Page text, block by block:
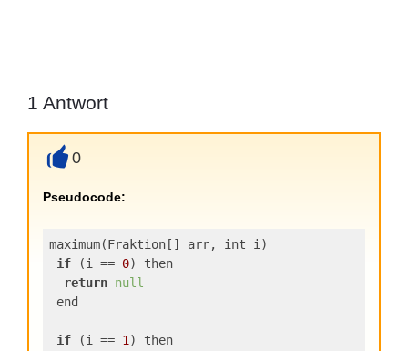
1 Antwort
0
Pseudocode:
maximum(Fraktion[] arr, int i)
if (i == 0) then
return null
end
if (i == 1 ) then